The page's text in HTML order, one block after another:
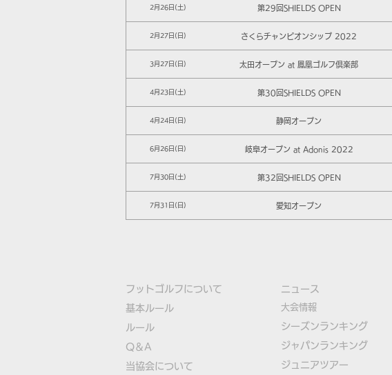
2月26日(土) 第29回SHIELDS OPEN
2月27日(日) さくらチャンピオンシップ 2022
3月27日(日) 太田オープン at 鳳凰ゴルフ倶楽部
4月23日(土) 第30回SHIELDS OPEN
4月24日(日) 静岡オープン
6月26日(日) 岐阜オープン at Adonis 2022
7月30日(土) 第32回SHIELDS OPEN
7月31日(日) 愛知オープン
フットゴルフについて
基本ルール
ルール
Q＆A
​当協会について
​ニュース
大会情報
シーズンランキング
ジャパンランキング
ジュニアツアー